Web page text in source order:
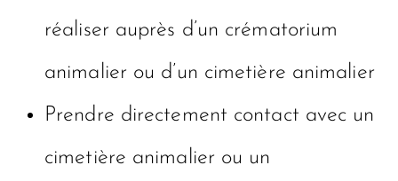
réaliser auprès d’un crématorium
animalier ou d’un cimetière animalier
Prendre directement contact avec un
cimetière animalier ou un